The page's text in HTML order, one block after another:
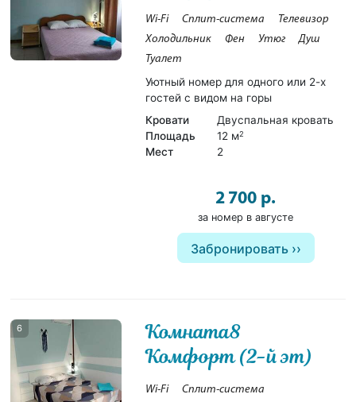
Wi-Fi Сплит-система
Телевизор
Холодильник
Фен Утюг
Душ
Туалет
Уютный номер для одного или 2-х
гостей с видом на горы
Кровати
Двуспальная кровать
Площадь
12 м2
Мест 2
2 700 р.
за номер в августе
Забронировать
6
Комната8
Комфорт (2-й эт)
Wi-Fi
Сплит-система